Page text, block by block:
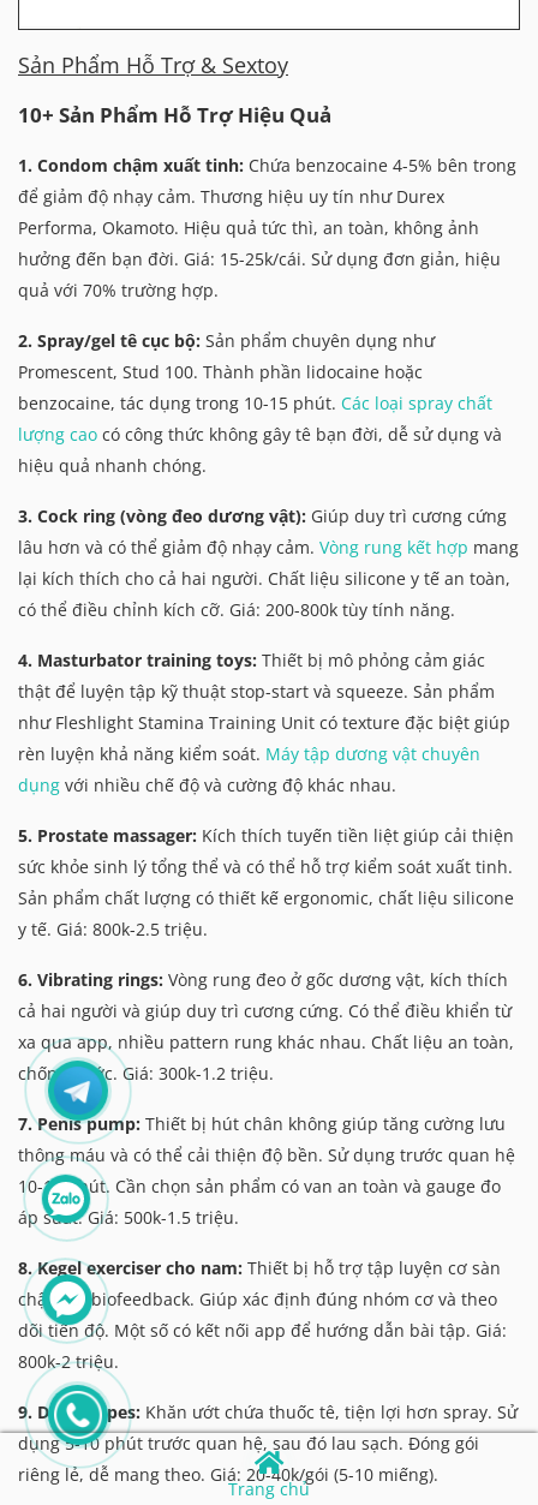
Sản Phẩm Hỗ Trợ & Sextoy
10+ Sản Phẩm Hỗ Trợ Hiệu Quả
1. Condom chậm xuất tinh: Chứa benzocaine 4-5% bên trong
để giảm độ nhạy cảm. Thương hiệu uy tín như Durex
Performa, Okamoto. Hiệu quả tức thì, an toàn, không ảnh
hưởng đến bạn đời. Giá: 15-25k/cái. Sử dụng đơn giản, hiệu
quả với 70% trường hợp.
2. Spray/gel tê cục bộ: Sản phẩm chuyên dụng như
Promescent, Stud 100. Thành phần lidocaine hoặc
benzocaine, tác dụng trong 10-15 phút. Các loại spray chất
lượng cao có công thức không gây tê bạn đời, dễ sử dụng và
hiệu quả nhanh chóng.
3. Cock ring (vòng đeo dương vật): Giúp duy trì cương cứng
lâu hơn và có thể giảm độ nhạy cảm. Vòng rung kết hợp mang
lại kích thích cho cả hai người. Chất liệu silicone y tế an toàn,
có thể điều chỉnh kích cỡ. Giá: 200-800k tùy tính năng.
4. Masturbator training toys: Thiết bị mô phỏng cảm giác
thật để luyện tập kỹ thuật stop-start và squeeze. Sản phẩm
như Fleshlight Stamina Training Unit có texture đặc biệt giúp
rèn luyện khả năng kiểm soát. Máy tập dương vật chuyên
dụng với nhiều chế độ và cường độ khác nhau.
5. Prostate massager: Kích thích tuyến tiền liệt giúp cải thiện
sức khỏe sinh lý tổng thể và có thể hỗ trợ kiểm soát xuất tinh.
Sản phẩm chất lượng có thiết kế ergonomic, chất liệu silicone
y tế. Giá: 800k-2.5 triệu.
6. Vibrating rings: Vòng rung đeo ở gốc dương vật, kích thích
cả hai người và giúp duy trì cương cứng. Có thể điều khiển từ
xa qua app, nhiều pattern rung khác nhau. Chất liệu an toàn,
chống nước. Giá: 300k-1.2 triệu.
7. Penis pump: Thiết bị hút chân không giúp tăng cường lưu
thông máu và có thể cải thiện độ bền. Sử dụng trước quan hệ
10-15 phút. Cần chọn sản phẩm có van an toàn và gauge đo
áp suất. Giá: 500k-1.5 triệu.
8. Kegel exerciser cho nam: Thiết bị hỗ trợ tập luyện cơ sàn
chậu với biofeedback. Giúp xác định đúng nhóm cơ và theo
dõi tiến độ. Một số có kết nối app để hướng dẫn bài tập. Giá:
800k-2 triệu.
9. Delay wipes: Khăn ướt chứa thuốc tê, tiện lợi hơn spray. Sử
dụng 5-10 phút trước quan hệ, sau đó lau sạch. Đóng gói
riêng lẻ, dễ mang theo. Giá: 20-40k/gói (5-10 miếng).
Trang chủ